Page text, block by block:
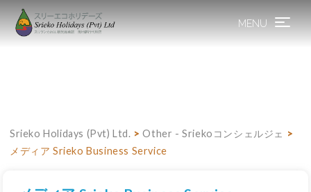
MENU Toggle
Srieko Holidays (Pvt) Ltd. >Other - Sriekoコンシェルジェ >
メディア Srieko Business Service